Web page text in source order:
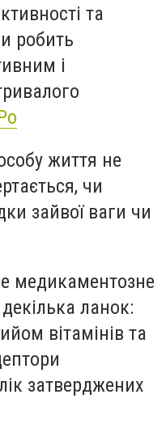
та
робить
і
життя не
чи
зайвої ваги чи
медикаментозне
ланок:
вітамінів та
затверджених